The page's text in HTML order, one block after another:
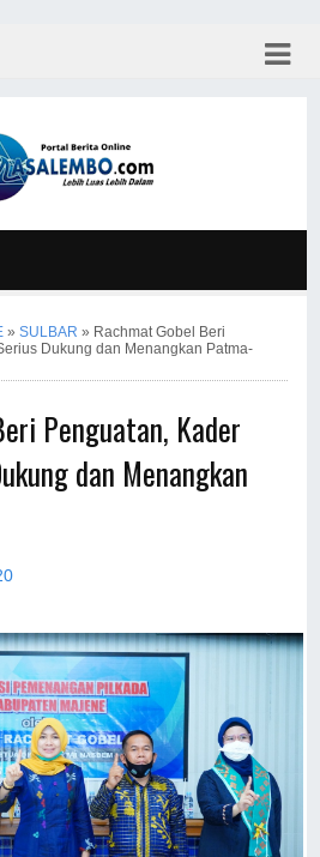
»SULBAR » Rachmat Gobel Beri
Dukung dan Menangkan Patma-
Penguatan, Kader
dan Menangkan